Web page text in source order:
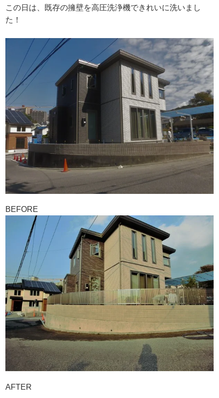
この日は、既存の擁壁を高圧洗浄機できれいに洗いまし
た！
BEFORE
AFTER